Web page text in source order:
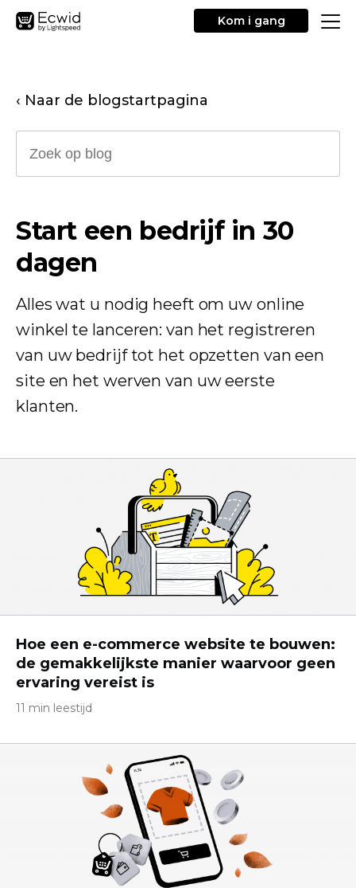
Kom i gang
‹ Naar de blogstartpagina
Start een bedrijf in 30
dagen
Alles wat u nodig heeft om uw online
winkel te lanceren: van het registreren
van uw bedrijf tot het opzetten van een
site en het werven van uw eerste
klanten.
Hoe een e-commerce website te bouwen:
de gemakkelijkste manier waarvoor geen
ervaring vereist is
11 min leestijd